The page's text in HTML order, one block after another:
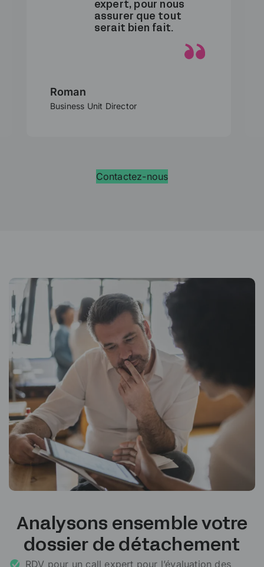
expert, pour nous
assurer que tout
serait bien fait.
Roman
Business Unit Director
Contactez-nous
Analysons ensemble votre
dossier de détachement
RDV pour un call expert pour l’évaluation des